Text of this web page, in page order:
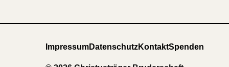
ImpressumDatenschutzKontaktSpenden